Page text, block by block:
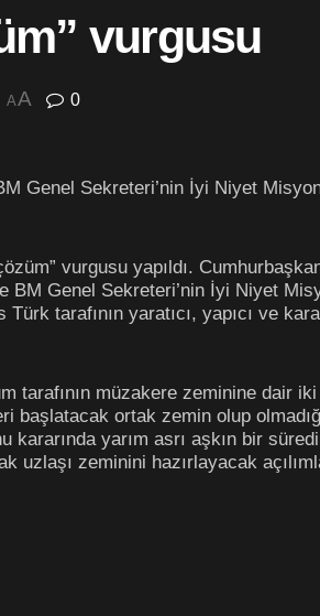
vurgusu
AA 0
Genel Sekreteri’nin İyi Niyet
vurgusu yapıldı.
BM Genel Sekreteri’nin İyi Niyet
tarafının yaratıcı, yapıcı ve
tarafının müzakere zeminine dair
ortak zemin olup
yarım asrı aşkın bir
uzlaşı zeminini hazırlayacak